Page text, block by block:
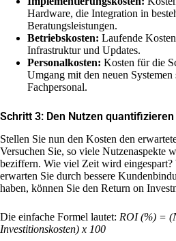
Hardware, die Integration in
Beratungsleistungen.
Betriebskosten: Laufende
Infrastruktur und Updates.
Personalkosten: Kosten für die
Umgang mit den neuen
Fachpersonal.
Schritt 3: Den Nutzen
Stellen Sie nun den Kosten den
Versuchen Sie, so viele Nutzenaspekte
beziffern. Wie viel Zeit wird
erwarten Sie durch bessere
haben, können Sie den Return on
Die einfache Formel lautet: ROI (%) =
Investitionskosten) x 100